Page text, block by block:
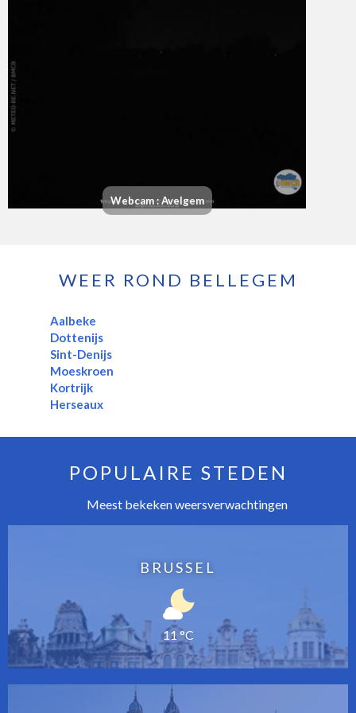
Webcam : Avelgem
WEER ROND BELLEGEM
Aalbeke
Dottenijs
Sint-Denijs
Moeskroen
Kortrijk
Herseaux
POPULAIRE STEDEN
Meest bekeken weersverwachtingen
BRUSSEL
11 °C